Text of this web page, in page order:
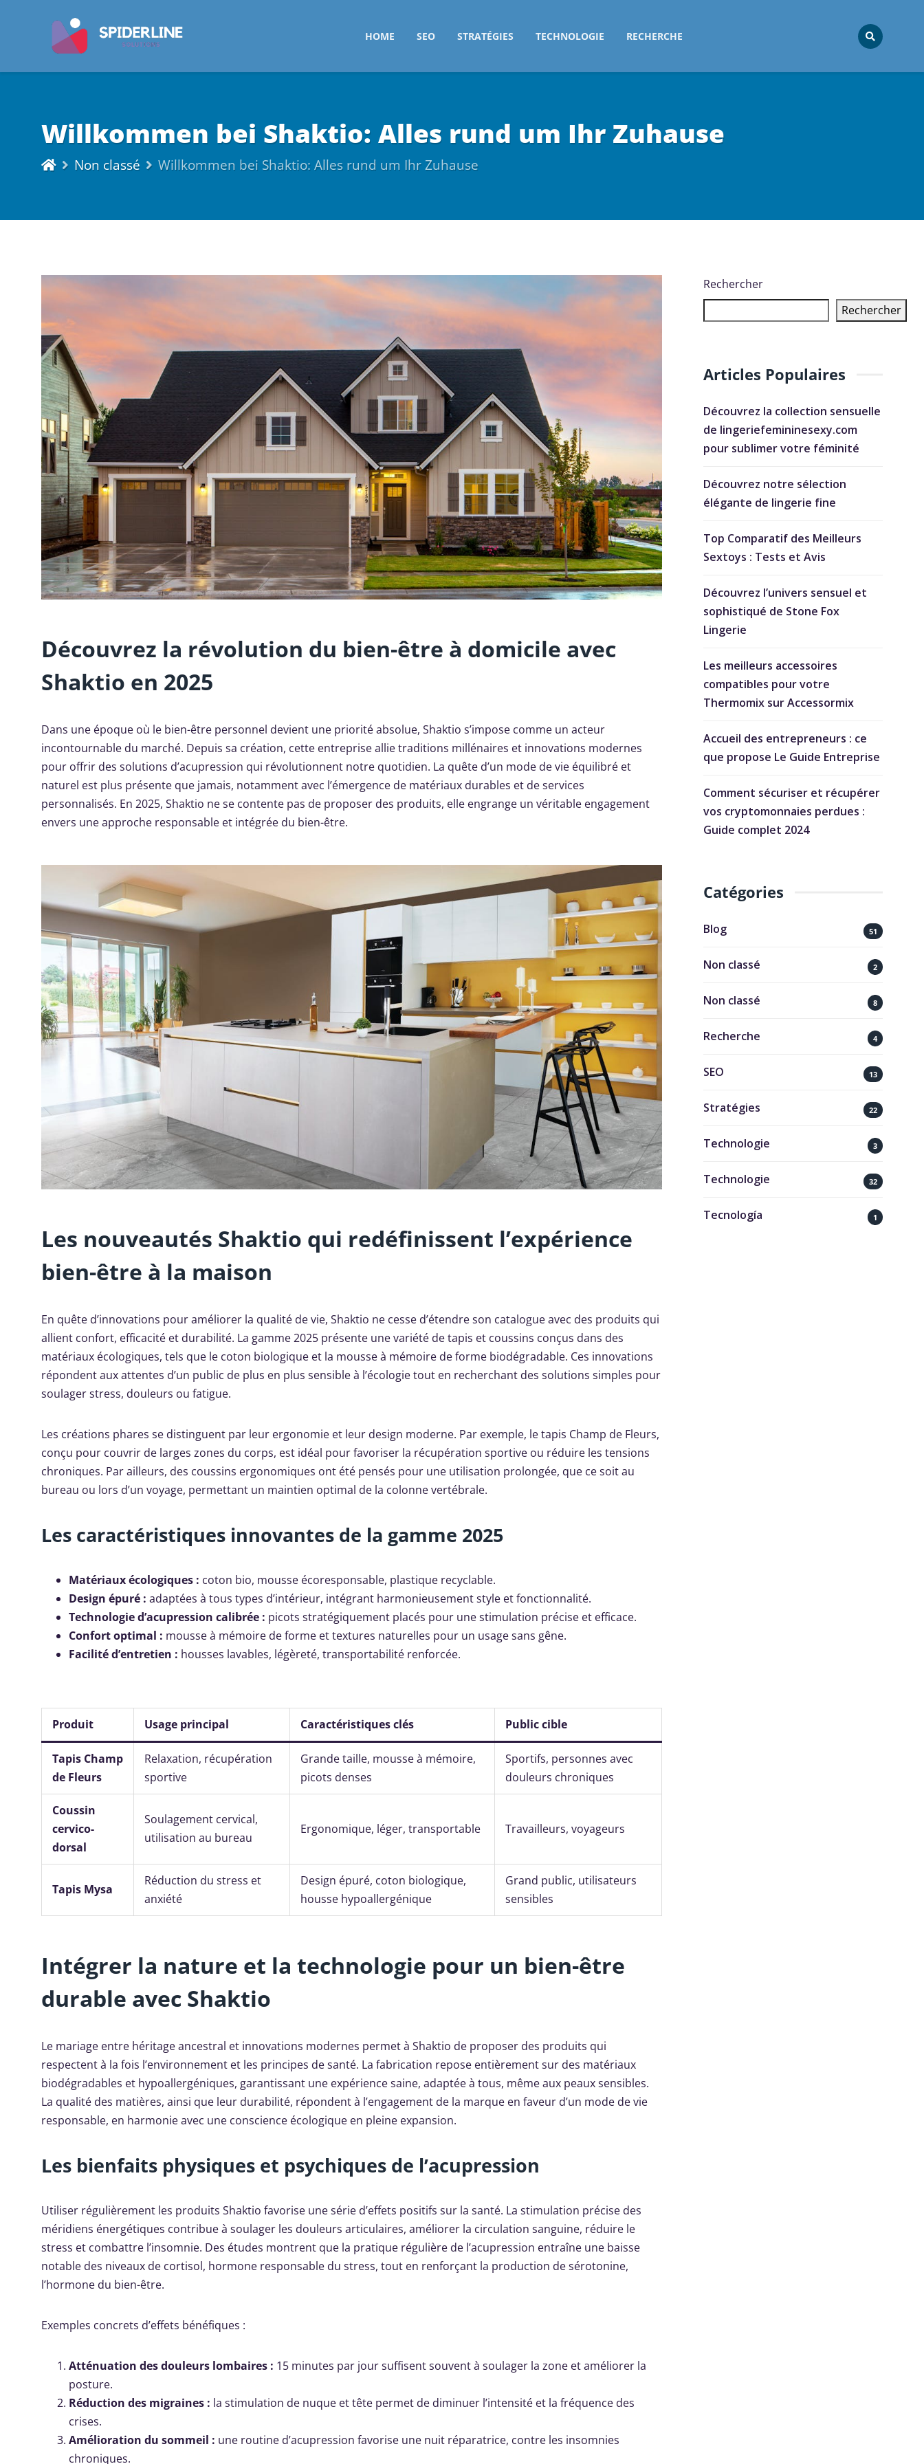
HOME SEO STRATÉGIES TECHNOLOGIE RECHERCHE
Willkommen bei Shaktio: Alles rund um Ihr Zuhause
Non classé Willkommen bei Shaktio: Alles rund um Ihr Zuhause
Découvrez la révolution du bien-être à domicile avec
Shaktio en 2025
Dans une époque où le bien-être personnel devient une priorité absolue, Shaktio s’impose comme un acteur
incontournable du marché. Depuis sa création, cette entreprise allie traditions millénaires et innovations modernes
pour offrir des solutions d’acupression qui révolutionnent notre quotidien. La quête d’un mode de vie équilibré et
naturel est plus présente que jamais, notamment avec l’émergence de matériaux durables et de services
personnalisés. En 2025, Shaktio ne se contente pas de proposer des produits, elle engrange un véritable engagement
envers une approche responsable et intégrée du bien-être.
Les nouveautés Shaktio qui redéfinissent l’expérience
bien-être à la maison
En quête d’innovations pour améliorer la qualité de vie, Shaktio ne cesse d’étendre son catalogue avec des produits qui
allient confort, efficacité et durabilité. La gamme 2025 présente une variété de tapis et coussins conçus dans des
matériaux écologiques, tels que le coton biologique et la mousse à mémoire de forme biodégradable. Ces innovations
répondent aux attentes d’un public de plus en plus sensible à l’écologie tout en recherchant des solutions simples pour
soulager stress, douleurs ou fatigue.
Les créations phares se distinguent par leur ergonomie et leur design moderne. Par exemple, le tapis Champ de Fleurs,
conçu pour couvrir de larges zones du corps, est idéal pour favoriser la récupération sportive ou réduire les tensions
chroniques. Par ailleurs, des coussins ergonomiques ont été pensés pour une utilisation prolongée, que ce soit au
bureau ou lors d’un voyage, permettant un maintien optimal de la colonne vertébrale.
Les caractéristiques innovantes de la gamme 2025
Matériaux écologiques : coton bio, mousse écoresponsable, plastique recyclable.
Design épuré : adaptées à tous types d’intérieur, intégrant harmonieusement style et fonctionnalité.
Technologie d’acupression calibrée : picots stratégiquement placés pour une stimulation précise et efficace.
Confort optimal : mousse à mémoire de forme et textures naturelles pour un usage sans gêne.
Facilité d’entretien : housses lavables, légèreté, transportabilité renforcée.
Produit Usage principal Caractéristiques clés Public cible
Tapis Champ
de Fleurs
Relaxation, récupération
sportive
Grande taille, mousse à mémoire,
picots denses
Sportifs, personnes avec
douleurs chroniques
Coussin
cervico-
dorsal
Soulagement cervical,
utilisation au bureau
Ergonomique, léger, transportable Travailleurs, voyageurs
Tapis Mysa
Réduction du stress et
anxiété
Design épuré, coton biologique,
housse hypoallergénique
Grand public, utilisateurs
sensibles
Intégrer la nature et la technologie pour un bien-être
durable avec Shaktio
Le mariage entre héritage ancestral et innovations modernes permet à Shaktio de proposer des produits qui
respectent à la fois l’environnement et les principes de santé. La fabrication repose entièrement sur des matériaux
biodégradables et hypoallergéniques, garantissant une expérience saine, adaptée à tous, même aux peaux sensibles.
La qualité des matières, ainsi que leur durabilité, répondent à l’engagement de la marque en faveur d’un mode de vie
responsable, en harmonie avec une conscience écologique en pleine expansion.
Les bienfaits physiques et psychiques de l’acupression
Utiliser régulièrement les produits Shaktio favorise une série d’effets positifs sur la santé. La stimulation précise des
méridiens énergétiques contribue à soulager les douleurs articulaires, améliorer la circulation sanguine, réduire le
stress et combattre l’insomnie. Des études montrent que la pratique régulière de l’acupression entraîne une baisse
notable des niveaux de cortisol, hormone responsable du stress, tout en renforçant la production de sérotonine,
l’hormone du bien-être.
Exemples concrets d’effets bénéfiques :
Atténuation des douleurs lombaires : 15 minutes par jour suffisent souvent à soulager la zone et améliorer la
posture.
Réduction des migraines : la stimulation de nuque et tête permet de diminuer l’intensité et la fréquence des
crises.
Amélioration du sommeil : une routine d’acupression favorise une nuit réparatrice, contre les insomnies
chroniques.
Rechercher
Rechercher
Articles Populaires
Découvrez la collection sensuelle
de lingeriefemininesexy.com
pour sublimer votre féminité
Découvrez notre sélection
élégante de lingerie fine
Top Comparatif des Meilleurs
Sextoys : Tests et Avis
Découvrez l’univers sensuel et
sophistiqué de Stone Fox
Lingerie
Les meilleurs accessoires
compatibles pour votre
Thermomix sur Accessormix
Accueil des entrepreneurs : ce
que propose Le Guide Entreprise
Comment sécuriser et récupérer
vos cryptomonnaies perdues :
Guide complet 2024
Catégories
Blog 51
Non classé 2
Non classé 8
Recherche 4
SEO 13
Stratégies 22
Technologie 3
Technologie 32
Tecnología 1